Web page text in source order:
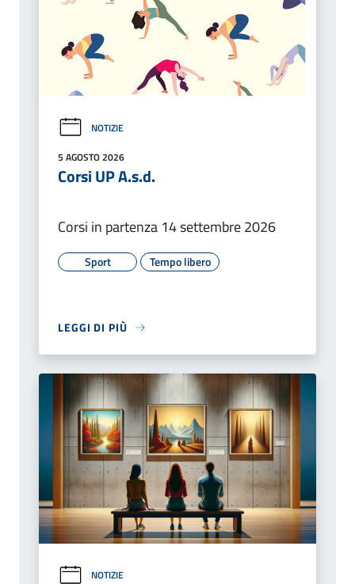
NOTIZIE
5 AGOSTO 2026
Corsi UP A.s.d.
Corsi in partenza 14 settembre 2026
Sport Tempo libero
LEGGI DI PIÙ
NOTIZIE